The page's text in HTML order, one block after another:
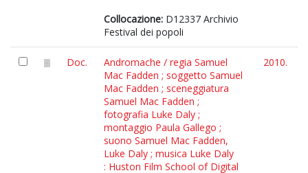
Collocazione: D12337 Archivio
Festival dei popoli
Doc.
Andromache / regia Samuel
Mac Fadden ; soggetto Samuel
Mac Fadden ; sceneggiatura
Samuel Mac Fadden ;
fotografia Luke Daly ;
montaggio Paula Gallego ;
suono Samuel Mac Fadden,
Luke Daly ; musica Luke Daly
: Huston Film School of Digital
2010.